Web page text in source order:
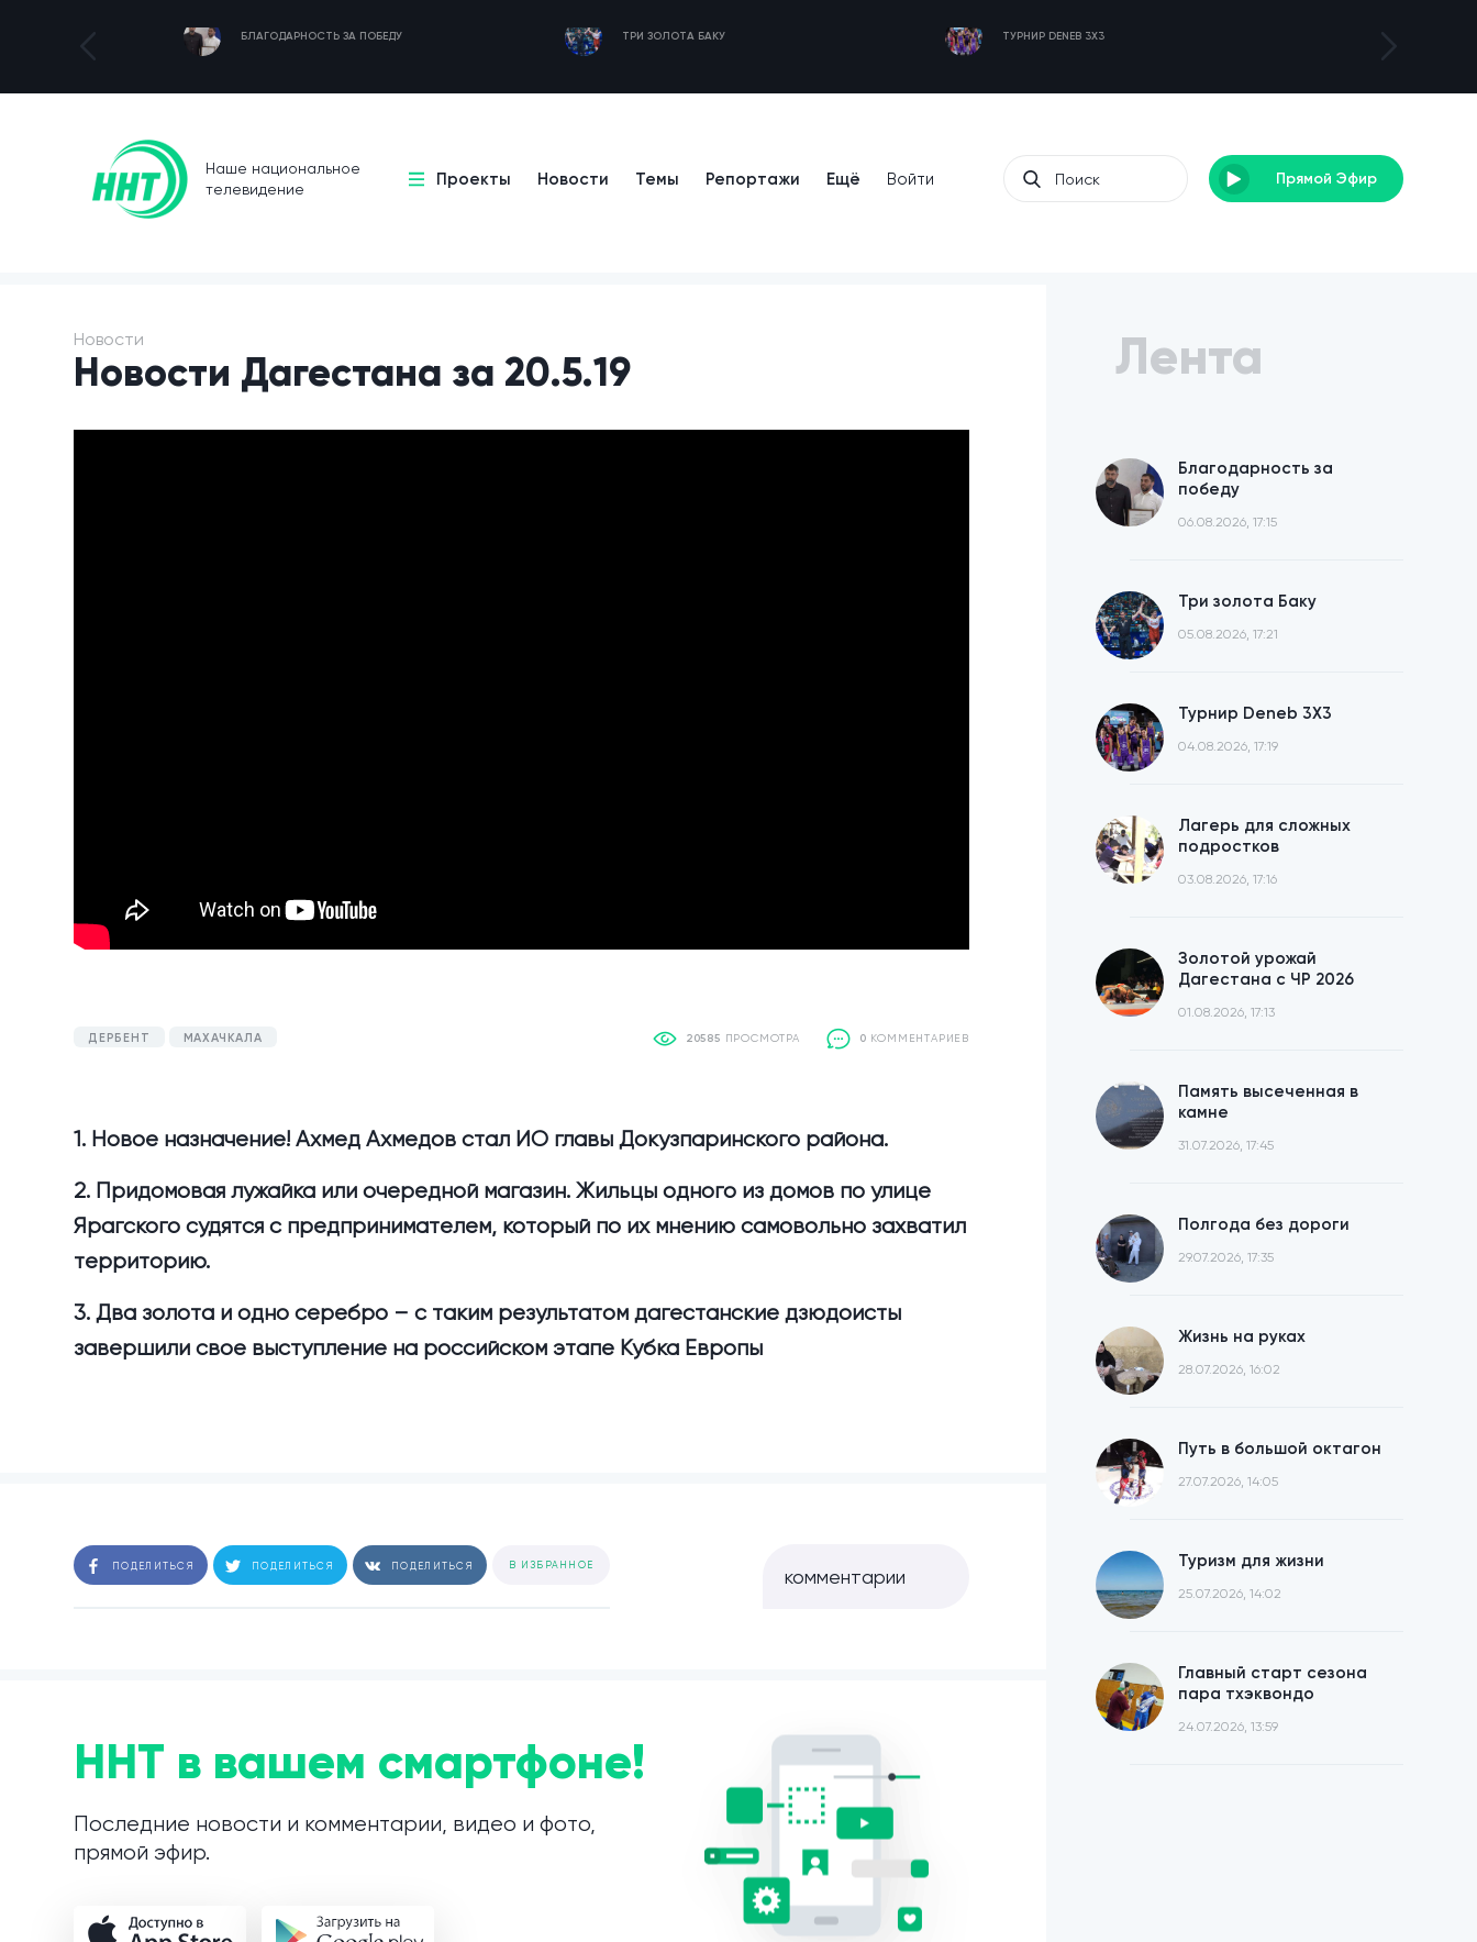
БЛАГОДАРНОСТЬ ЗА ПОБЕДУ ТРИ ЗОЛОТА БАКУ ТУРНИР DENEB 3X3 ЛАГЕРЬ ДЛЯ
Наше национальное
телевидение
Проекты Новости Темы Репортажи Ещё Войти Прямой Эфир
Новости
Новости Дагестана за 20.5.19
ДЕРБЕНТ МАХАЧКАЛА 20585 ПРОСМОТРА 0 КОММЕНТАРИЕВ
1. Новое назначение! Ахмед Ахмедов стал ИО главы Докузпаринского района.
2. Придомовая лужайка или очередной магазин. Жильцы одного из домов по улице
Ярагского судятся с предпринимателем, который по их мнению самовольно захватил
территорию.
3. Два золота и одно серебро – с таким результатом дагестанские дзюдоисты
завершили свое выступление на российском этапе Кубка Европы
ПОДЕЛИТЬСЯ ПОДЕЛИТЬСЯ ПОДЕЛИТЬСЯ В ИЗБРАННОЕ
комментарии
ННТ в вашем смартфоне!
Последние новости и комментарии, видео и фото,
прямой эфир.
Лента
Благодарность за
победу
06.08.2026, 17:15
Три золота Баку
05.08.2026, 17:21
Турнир Deneb 3X3
04.08.2026, 17:19
Лагерь для сложных
подростков
03.08.2026, 17:16
Золотой урожай
Дагестана с ЧР 2026
01.08.2026, 17:13
Память высеченная в
камне
31.07.2026, 17:45
Полгода без дороги
29.07.2026, 17:35
Жизнь на руках
28.07.2026, 16:02
Путь в большой октагон
27.07.2026, 14:05
Туризм для жизни
25.07.2026, 14:02
Главный старт сезона
пара тхэквондо
24.07.2026, 13:59